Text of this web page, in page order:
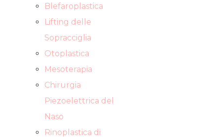
Blefaroplastica
Lifting delle
Sopracciglia
Otoplastica
Mesoterapia
Chirurgia
Piezoelettrica del
Naso
Rinoplastica di